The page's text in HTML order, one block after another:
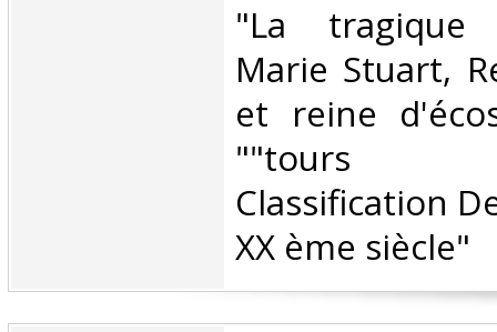
‎"La
Marie Stuart,
et reine
""tours
Classification
XX ème siècle"‎